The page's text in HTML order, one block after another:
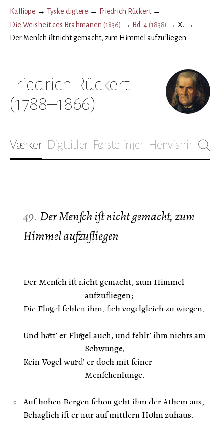
Kalliope → Tyske digtere → Friedrich Rückert→
Die Weisheit des Brahmanen (1836) → Bd. 4(1838) → X. →
Der Menſch iſt nicht gemacht, zum Himmel aufzufliegen
Friedrich Rückert
(1788–1866)
Værker Digttitler Førstelinjer Henvisninger
49. Der Menſch iſt nicht gemacht, zum
Himmel aufzufliegen
Der Menſch iſt nicht gemacht, zum Himmel
aufzufliegen;
Die Fluͤgel fehlen ihm, ſich vogelgleich zu wiegen,
Und haͤtt’ er Fluͤgel auch, und fehlt’ ihm nichts am
Schwunge,
Kein Vogel wuͤrd’ er doch mit ſeiner
Menſchenlunge.
Auf hohen Bergen ſchon geht ihm der Athem aus,
Behaglich iſt er nur auf mittlern Hoͤhn zuhaus.